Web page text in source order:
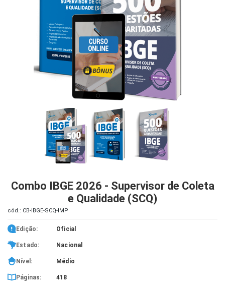
Combo IBGE 2026 - Supervisor de Coleta
e Qualidade (SCQ)
cód.: CB-IBGE-SCQ-IMP
Edição: Oficial
Estado: Nacional
Nível: Médio
Páginas: 418